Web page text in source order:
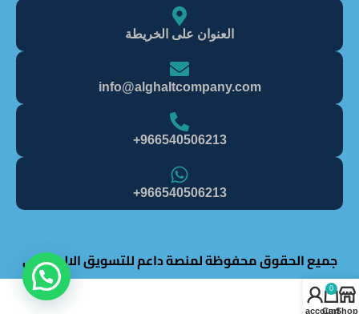
العنوان على الخريطة
info@alghaItcompany.com
966540506213+
966540506213+
جميع الحقوق محفوظة لمنصة داعم للتسويق الالكتروني
Shop
0
Cart
My account